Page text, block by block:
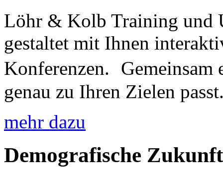
Löhr & Kolb Training und
gestaltet mit Ihnen
Konferenzen. Gemeinsam
genau zu Ihren Zielen
mehr dazu
Demografische